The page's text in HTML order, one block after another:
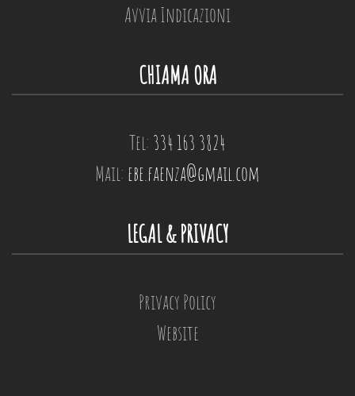
Avvia Indicazioni
CHIAMA ORA
Tel: 334 163 3824
Mail: ebe.faenza@gmail.com
LEGAL & PRIVACY
Privacy Policy
Website